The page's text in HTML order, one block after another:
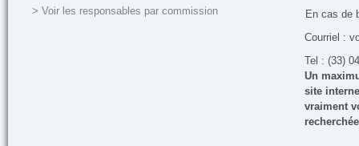
> Voir les responsables par commission
En cas de
Courriel :
Tel : (33)
Un
site
vraiment